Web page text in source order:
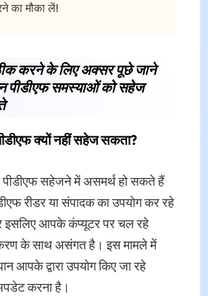
का मौका लें!
करने के लिए अक्सर पूछे जाने
पीडीएफ समस्याओं को सहेज
क्यों नहीं सहेज सकता?
सहेजने में असमर्थ हो सकते हैं
रीडर या संपादक का उपयोग कर रहे
इसलिए आपके कंप्यूटर पर चल रहे
के साथ असंगत है। इस मामले में
आपके द्वारा उपयोग किए जा रहे
करना है।